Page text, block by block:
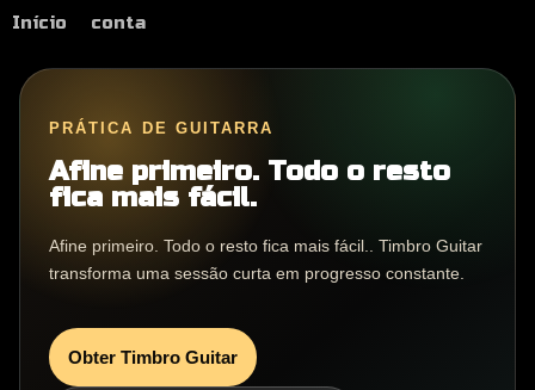
Início conta
PRÁTICA DE GUITARRA
Afine primeiro. Todo o resto
fica mais fácil.
Afine primeiro. Todo o resto fica mais fácil.. Timbro Guitar
transforma uma sessão curta em progresso constante.
Obter Timbro Guitar